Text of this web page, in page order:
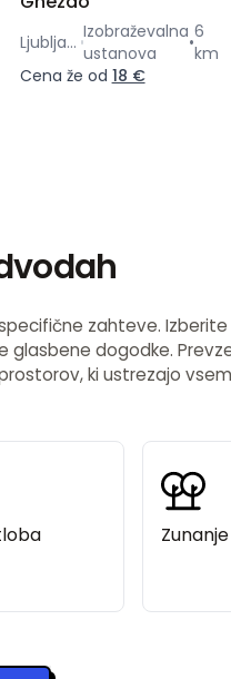
Ljubljana - Šentvid Izobraževalna
ustanova
•6
km
Cena že od 18 €
zahteve.
glasbene dogodke.
ki ustrezajo